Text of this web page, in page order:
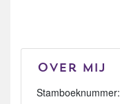
Over mij
Stamboeknummer: